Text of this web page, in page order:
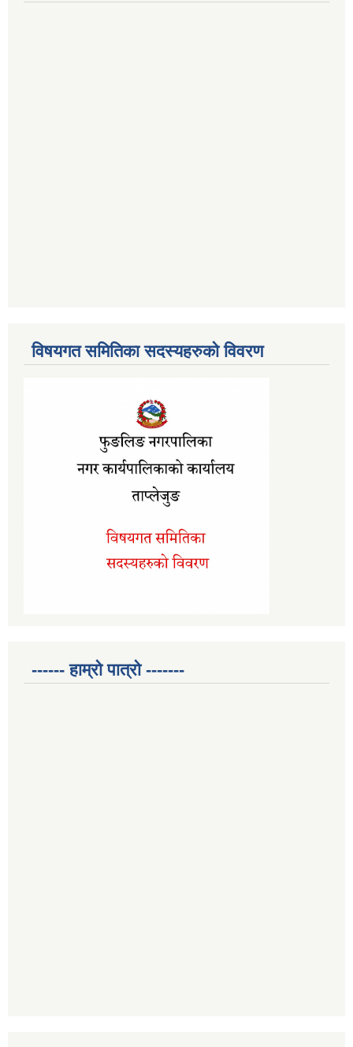
विषयगत समितिका सदस्यहरुको विवरण
------ हाम्रो पात्रो -------